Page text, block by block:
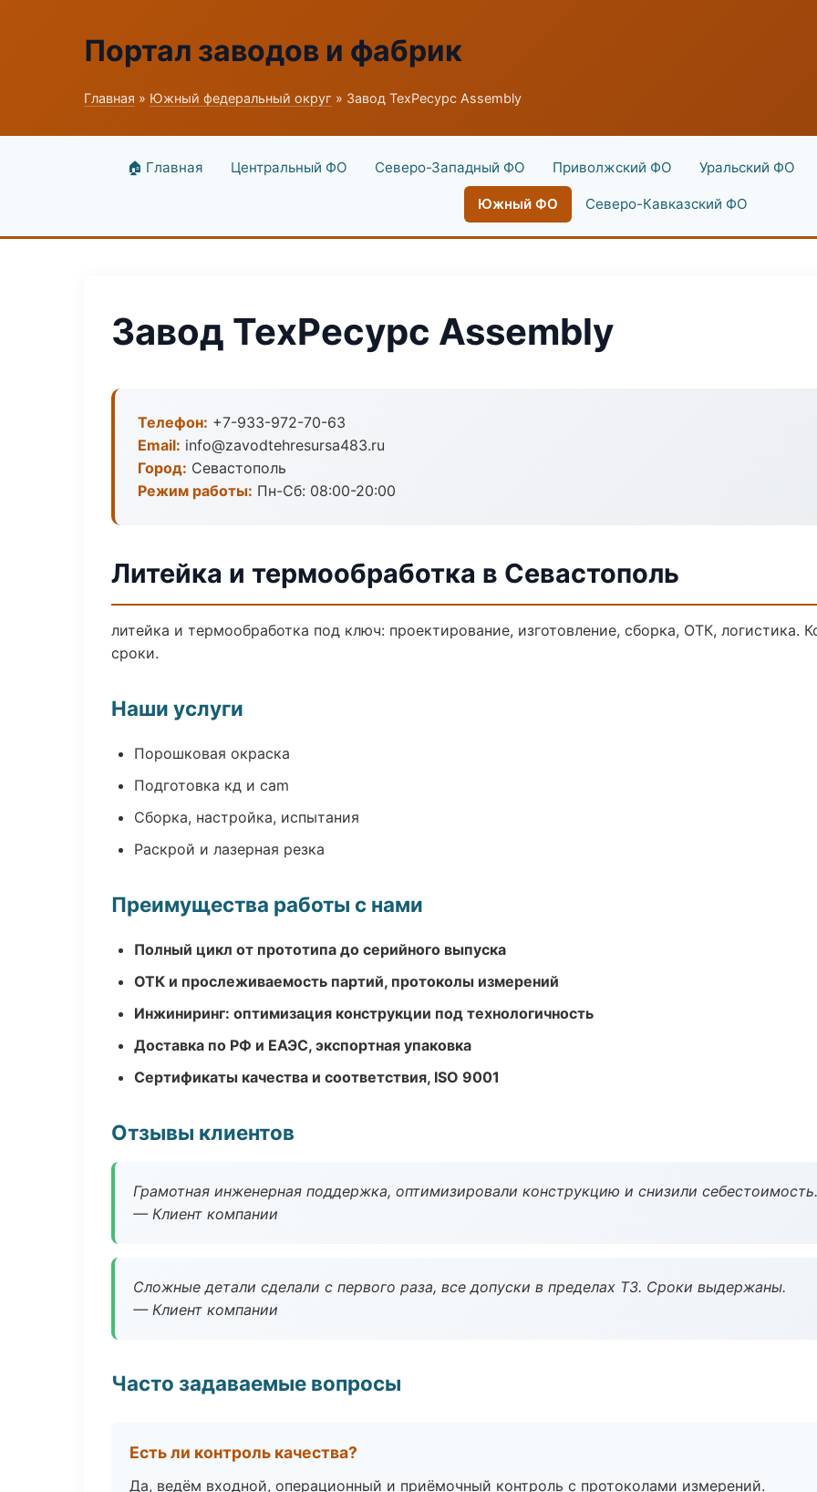
Портал заводов и фабрик
Главная » Южный федеральный округ » Завод ТехРесурс Assembly
🏠 Главная Центральный ФО Северо-Западный ФО Приволжский ФО Уральский ФО
Южный ФО Северо-Кавказский ФО
Завод ТехРесурс Assembly
Телефон: +7-933-972-70-63
Email: info@zavodtehresursa483.ru
Город: Севастополь
Режим работы: Пн-Сб: 08:00-20:00
Литейка и термообработка в Севастополь
литейка и термообработка под ключ: проектирование, изготовление, сборка, ОТК, логистика.
сроки.
Наши услуги
Порошковая окраска
Подготовка кд и cam
Сборка, настройка, испытания
Раскрой и лазерная резка
Преимущества работы с нами
Полный цикл от прототипа до серийного выпуска
ОТК и прослеживаемость партий, протоколы измерений
Инжиниринг: оптимизация конструкции под технологичность
Доставка по РФ и ЕАЭС, экспортная упаковка
Сертификаты качества и соответствия, ISO 9001
Отзывы клиентов
Грамотная инженерная поддержка, оптимизировали конструкцию и снизили себестоимость.
— Клиент компании
Сложные детали сделали с первого раза, все допуски в пределах ТЗ. Сроки выдержаны.
— Клиент компании
Часто задаваемые вопросы
Есть ли контроль качества?
Да, ведём входной, операционный и приёмочный контроль с протоколами измерений.